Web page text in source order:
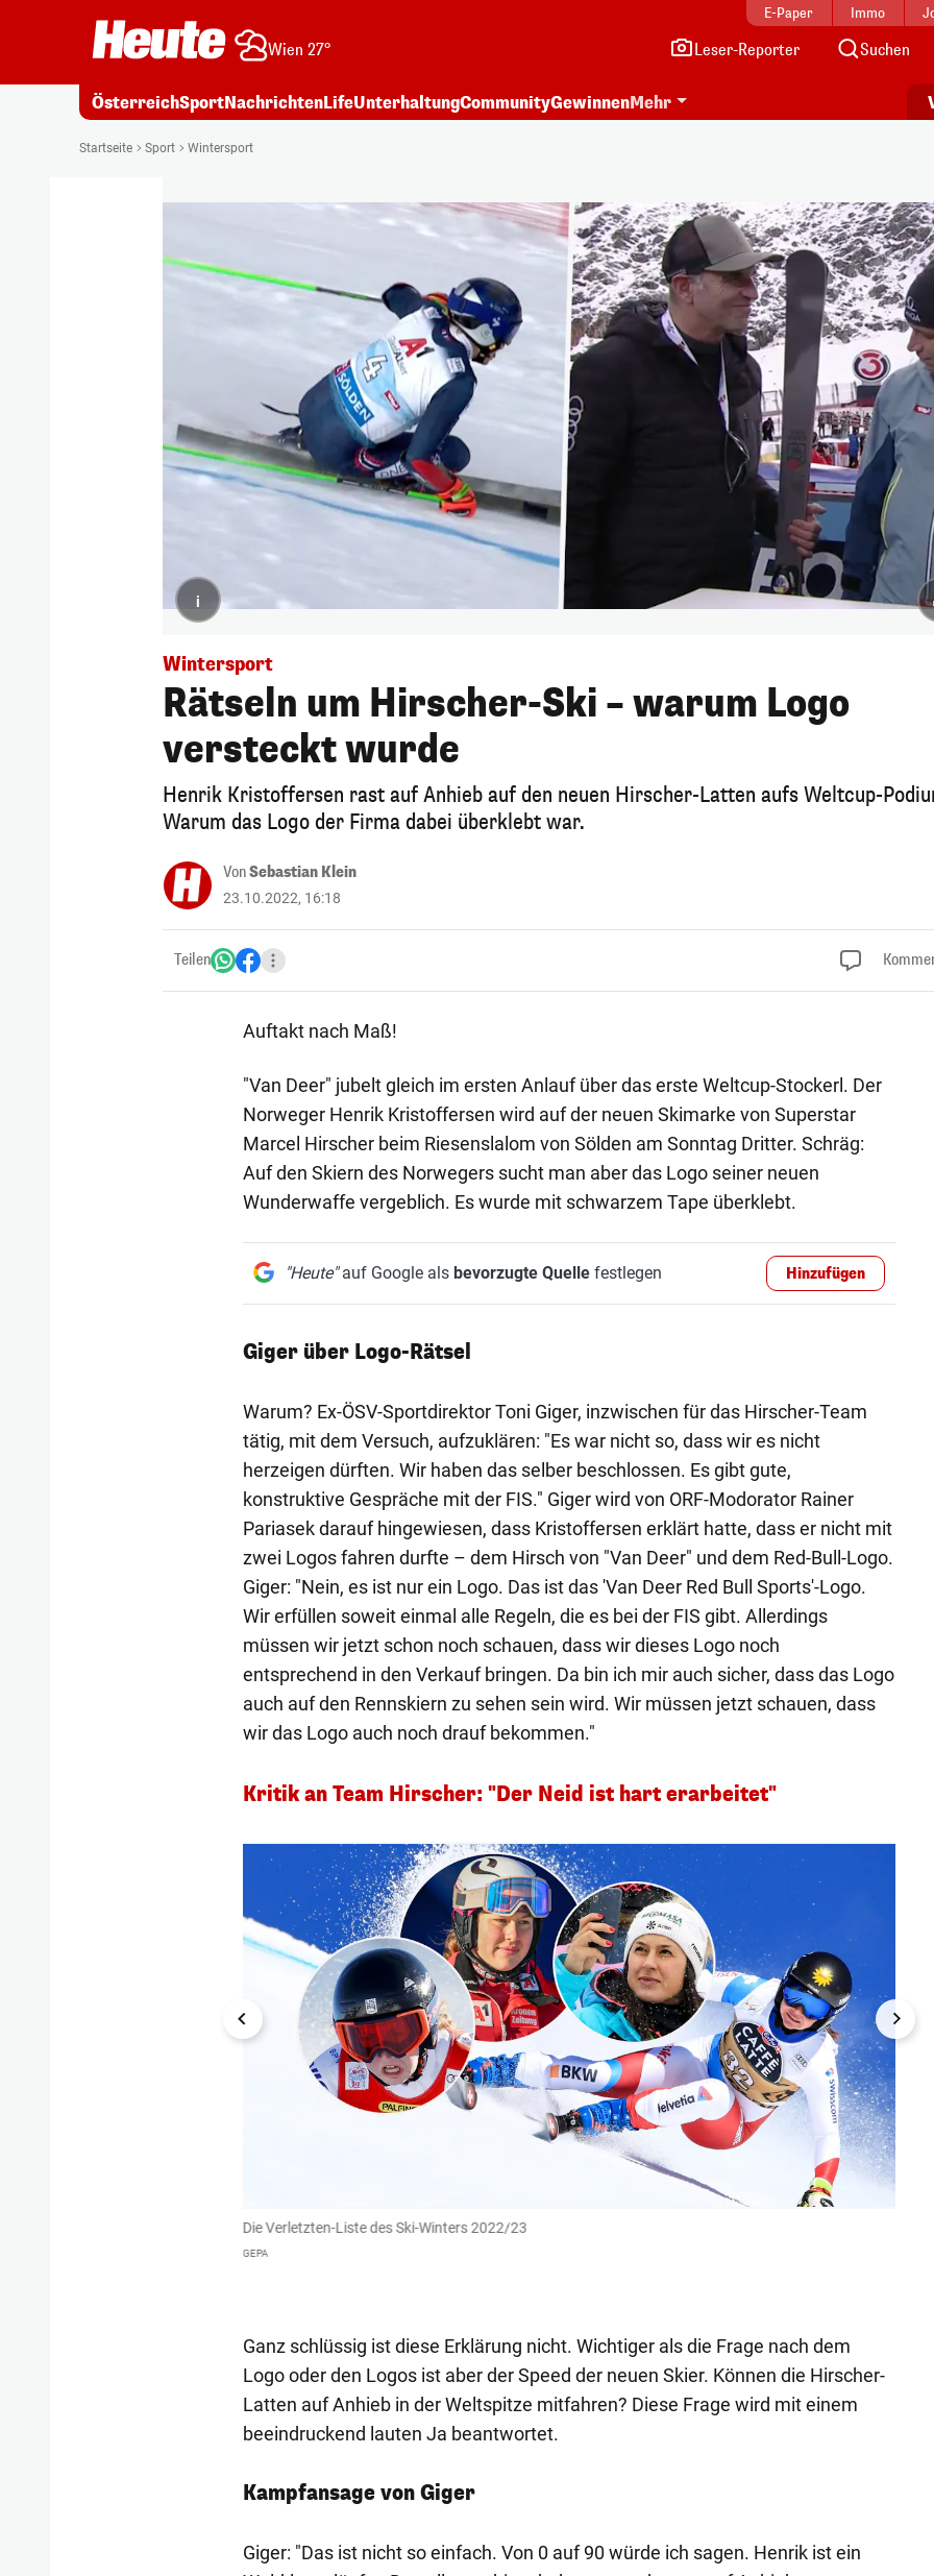
E-Paper Immo
Wien 27° Leser-Reporter Suchen
ÖsterreichSportNachrichtenLifeUnterhaltungCommunityGewinnenMehr
Startseite Sport Wintersport
i
Wintersport
Rätseln um Hirscher-Ski – warum Logo
versteckt wurde
Henrik Kristoffersen rast auf Anhieb auf den neuen Hirscher-Latten aufs Weltcup-
Warum das Logo der Firma dabei überklebt war.
VonSebastian Klein
23.10.2022, 16:18
Teilen
Auftakt nach Maß!
"Van Deer" jubelt gleich im ersten Anlauf über das erste Weltcup-Stockerl. Der
Norweger Henrik Kristoffersen wird auf der neuen Skimarke von Superstar
Marcel Hirscher beim Riesenslalom von Sölden am Sonntag Dritter. Schräg:
Auf den Skiern des Norwegers sucht man aber das Logo seiner neuen
Wunderwaffe vergeblich. Es wurde mit schwarzem Tape überklebt.
"Heute"auf Google als bevorzugte Quellefestlegen Hinzufügen
Giger über Logo-Rätsel
Warum? Ex-ÖSV-Sportdirektor Toni Giger, inzwischen für das Hirscher-Team
tätig, mit dem Versuch, aufzuklären: "Es war nicht so, dass wir es nicht
herzeigen dürften. Wir haben das selber beschlossen. Es gibt gute,
konstruktive Gespräche mit der FIS." Giger wird von ORF-Modorator Rainer
Pariasek darauf hingewiesen, dass Kristoffersen erklärt hatte, dass er nicht mit
zwei Logos fahren durfte – dem Hirsch von "Van Deer" und dem Red-Bull-Logo.
Giger: "Nein, es ist nur ein Logo. Das ist das 'Van Deer Red Bull Sports'-Logo.
Wir erfüllen soweit einmal alle Regeln, die es bei der FIS gibt. Allerdings
müssen wir jetzt schon noch schauen, dass wir dieses Logo noch
entsprechend in den Verkauf bringen. Da bin ich mir auch sicher, dass das Logo
auch auf den Rennskiern zu sehen sein wird. Wir müssen jetzt schauen, dass
wir das Logo auch noch drauf bekommen."
Kritik an Team Hirscher: "Der Neid ist hart erarbeitet"
Die Verletzten-Liste des Ski-Winters 2022/23
GEPA
Ganz schlüssig ist diese Erklärung nicht. Wichtiger als die Frage nach dem
Logo oder den Logos ist aber der Speed der neuen Skier. Können die Hirscher-
Latten auf Anhieb in der Weltspitze mitfahren? Diese Frage wird mit einem
beeindruckend lauten Ja beantwortet.
Kampfansage von Giger
Giger: "Das ist nicht so einfach. Von 0 auf 90 würde ich sagen. Henrik ist ein